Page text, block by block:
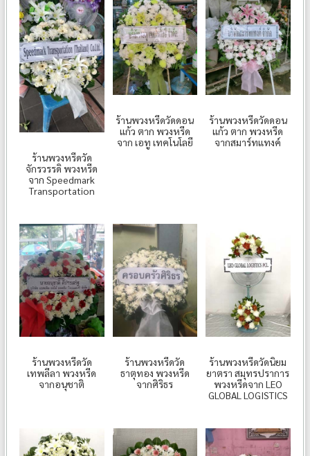
ร้านพวงหรีดวัด
จักรวรรดิ พวงหรีด
จาก Speedmark
Transportation
ร้านพวงหรีดวัดดอน
แก้ว ตาก พวงหรีด
จาก เอทู เทคโนโลยี
ร้านพวงหรีดวัดดอน
แก้ว ตาก พวงหรีด
จากสมาร์ทแทงค์
ร้านพวงหรีดวัด
เทพลีลา พวงหรีด
จากอนุชาติ
ร้านพวงหรีดวัด
ธาตุทอง พวงหรีด
จากศิริธร
ร้านพวงหรีดวัดนิยม
ยาตรา สมุทรปราการ
พวงหรีดจาก LEO
GLOBAL LOGISTICS